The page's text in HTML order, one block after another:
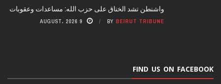
واشنطن تشد الخناق على حزب الله: مساعدات وعقوبات
BY BEIRUT TRIBUNE 9 AUGUST، 2026
FIND US ON FACEBOOK